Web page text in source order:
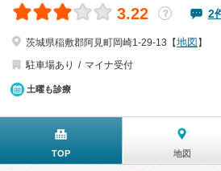
3.22 ？ 2
茨城県稲敷郡阿見町岡崎1-29-13【地図 】
駐車場あり
マイナ受付
土曜も診療
TOP 地図